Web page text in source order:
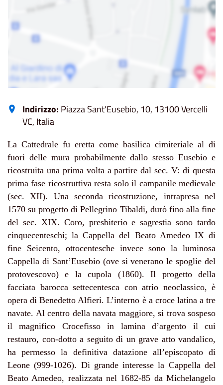
Indirizzo: Piazza Sant'Eusebio, 10, 13100 Vercelli
VC, Italia
La Cattedrale fu eretta come basilica cimiteriale al di
fuori delle mura probabilmente dallo stesso Eusebio e
ricostruita una prima volta a partire dal sec. V: di questa
prima fase ricostruttiva resta solo il campanile medievale
(sec. XII). Una seconda ricostruzione, intrapresa nel
1570 su progetto di Pellegrino Tibaldi, durò fino alla fine
del sec. XIX. Coro, presbiterio e sagrestia sono tardo
cinquecenteschi; la Cappella del Beato Amedeo IX di
fine Seicento, ottocentesche invece sono la luminosa
Cappella di Sant’Eusebio (ove si venerano le spoglie del
protovescovo) e la cupola (1860). Il progetto della
facciata barocca settecentesca con atrio neoclassico, è
opera di Benedetto Alfieri.L’interno è a croce latina a tre
navate. Al centro della navata maggiore, si trova sospeso
il magnifico Crocefisso in lamina d’argento il cui
restauro, con-dotto a seguito di un grave atto vandalico,
ha permesso la definitiva datazione all’episcopato di
Leone (999-1026). Di grande interesse la Cappella del
Beato Amedeo, realizzata nel 1682-85 da Michelangelo